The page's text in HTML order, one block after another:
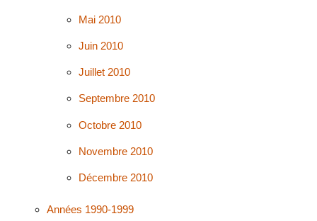
Mai 2010
Juin 2010
Juillet 2010
Septembre 2010
Octobre 2010
Novembre 2010
Décembre 2010
Années 1990-1999